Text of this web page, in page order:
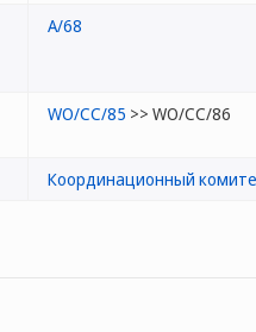
A/68
WO/CC/85 >> WO/CC/86
Координационный